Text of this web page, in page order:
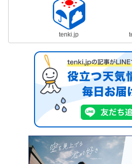
tenki.jp